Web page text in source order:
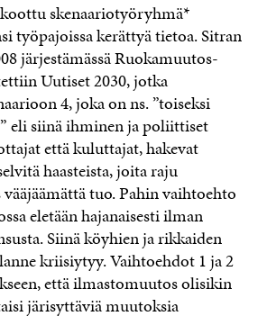
skenaariotyöryhmä*
työpajoissa kerättyä tietoa. Sitran
järjestämässä Ruokamuutos-
Uutiset 2030, jotka
4, joka on ns. ”toiseksi
eli siinä ihminen ja poliittiset
että kuluttajat, hakevat
haasteista, joita raju
tuo. Pahin vaihtoehto
eletään hajanaisesti ilman
Siinä köyhien ja rikkaiden
kriisiytyy. Vaihtoehdot 1 ja 2
että ilmastomuutos olisikin
järisyttäviä muutoksia